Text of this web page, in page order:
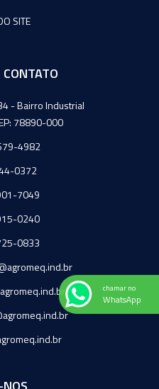
SITE
Agromeq
- Bairro Industrial
78890-000
4982
0372
7049
0240
0833
chamar no
WhatsApp